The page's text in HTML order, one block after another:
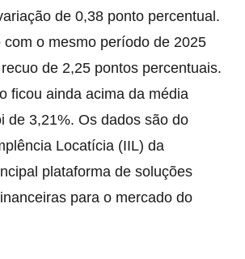
de 0,38 ponto percentual.
com o mesmo período de 2025
de 2,25 pontos percentuais.
ficou ainda acima da média
de 3,21%. Os dados são do
Locatícia (IIL) da
plataforma de soluções
para o mercado do